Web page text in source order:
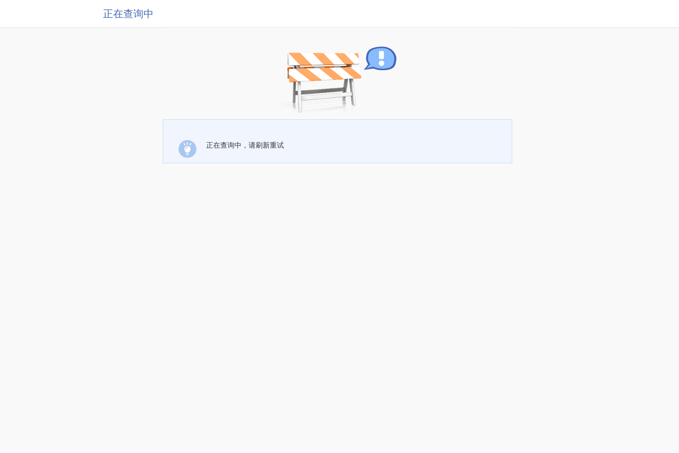
正在查询中
正在查询中，请刷新重试